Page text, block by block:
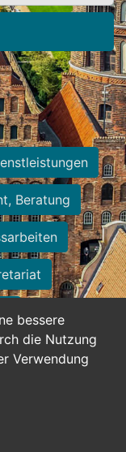
bessere
die Nutzung
Verwendung
Beratung